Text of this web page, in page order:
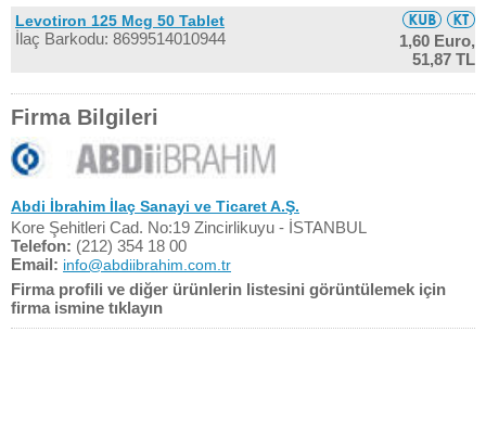
Levotiron 125 Mcg 50 Tablet
İlaç Barkodu: 8699514010944
1,60 Euro,
51,87 TL
Firma Bilgileri
Abdi İbrahim İlaç Sanayi ve Ticaret A.Ş.
Kore Şehitleri Cad. No:19 Zincirlikuyu - İSTANBUL
Telefon: (212) 354 18 00
Email: info@abdiibrahim.com.tr
Firma profili ve diğer ürünlerin listesini görüntülemek için
firma ismine tıklayın